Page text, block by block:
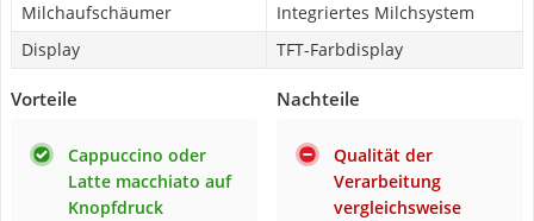
Milchaufschäumer
Integriertes Milchsystem
Display
TFT-Farbdisplay
Vorteile
Cappuccino oder
Latte macchiato auf
Knopfdruck
Nachteile
Qualität der
Verarbeitung
vergleichsweise